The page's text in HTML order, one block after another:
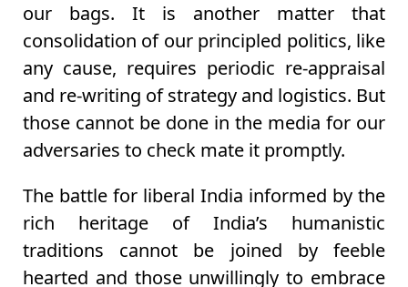
our bags. It is another matter that
consolidation of our principled politics, like
any cause, requires periodic re-appraisal
and re-writing of strategy and logistics. But
those cannot be done in the media for our
adversaries to check mate it promptly.
The battle for liberal India informed by the
rich heritage of India’s humanistic
traditions cannot be joined by feeble
hearted and those unwillingly to embrace